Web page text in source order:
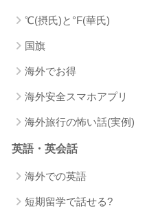
℃(摂氏)と°F(華氏)
国旗
海外でお得
海外安全スマホアプリ
海外旅行の怖い話(実例)
英語・英会話
海外での英語
短期留学で話せる?